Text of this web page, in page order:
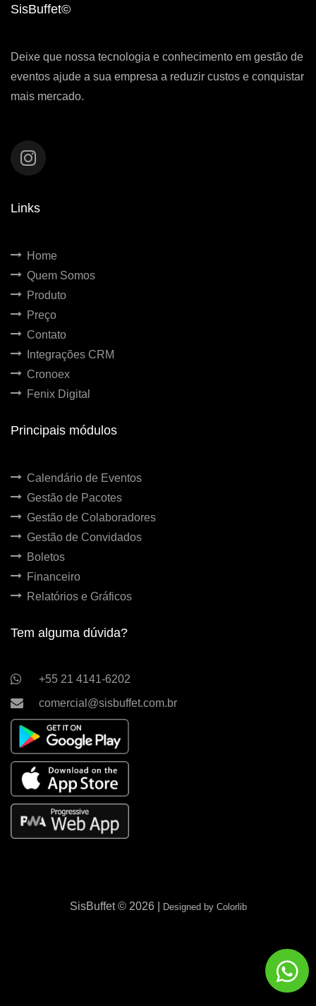
SisBuffet©
Deixe que nossa tecnologia e conhecimento em gestão de
eventos ajude a sua empresa a reduzir custos e conquistar
mais mercado.
Links
Home
Quem Somos
Produto
Preço
Contato
Integrações CRM
Cronoex
Fenix Digital
Principais módulos
Calendário de Eventos
Gestão de Pacotes
Gestão de Colaboradores
Gestão de Convidados
Boletos
Financeiro
Relatórios e Gráficos
Tem alguma dúvida?
+55 21 4141-6202
comercial@sisbuffet.com.br
SisBuffet © 2026 | Designed by Colorlib